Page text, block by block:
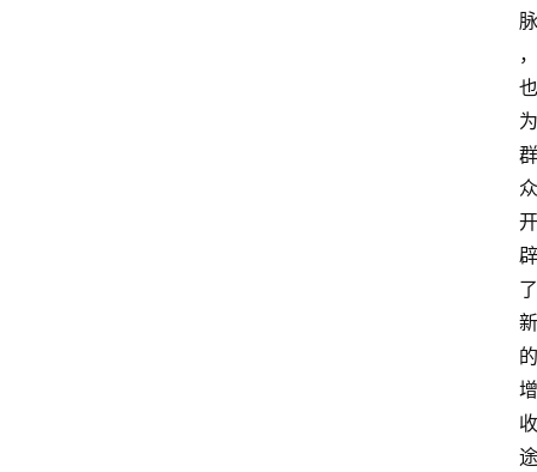
脉
，
也
为
群
众
开
辟
了
新
的
增
收
途